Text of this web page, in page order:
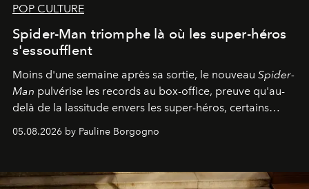
POP CULTURE
Spider-Man triomphe là où les super-héros
s'essoufflent
Moins d'une semaine après sa sortie, le nouveau Spider-
Man pulvérise les records au box-office, preuve qu'au-
delà de la lassitude envers les super-héros, certains
personnages continuent de susciter une ferveur intacte.
05.08.2026 by Pauline Borgogno